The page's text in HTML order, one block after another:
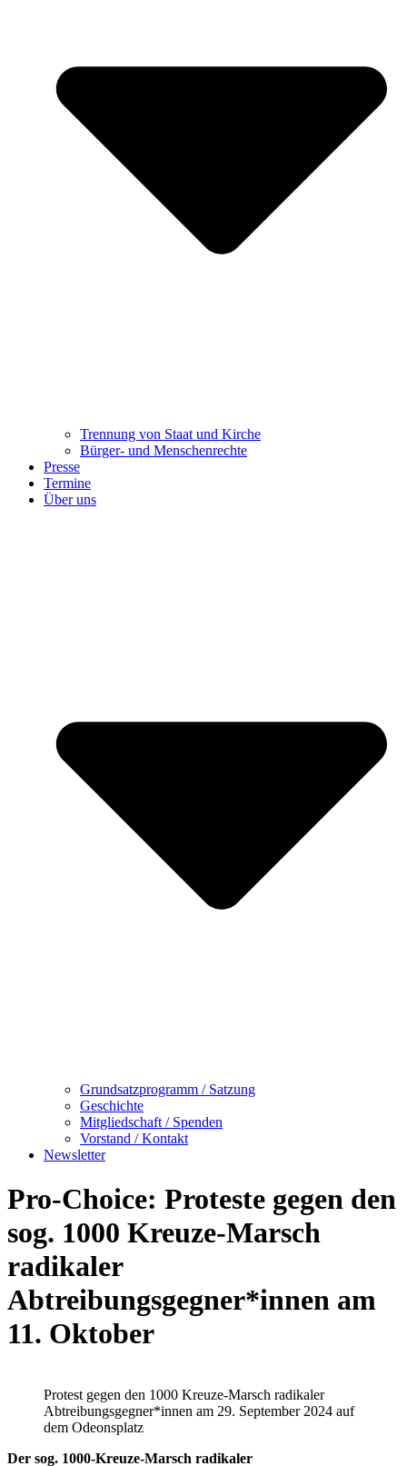
Trennung ​​​​​​​von Staat und Kirche
Bürger- und Menschenrechte
Presse
Termine
Über uns
Grundsatzprogramm / Satzung
Geschichte
Mitgliedschaft / Spenden
Vorstand / Kontakt
Newsletter
Pro-Choice: Proteste gegen den
sog. 1000 Kreuze-Marsch
radikaler
Abtreibungsgegner*innen am
11. Oktober
Protest gegen den 1000 Kreuze-Marsch radikaler
Abtreibungsgegner*innen am 29. September 2024 auf
dem Odeonsplatz
Der sog. 1000-Kreuze-Marsch radikaler